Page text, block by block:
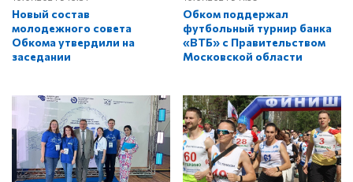
Новый состав
молодежного совета
Обкома утвердили на
заседании
Обком поддержал
футбольный турнир банка
«ВТБ» с Правительством
Московской области